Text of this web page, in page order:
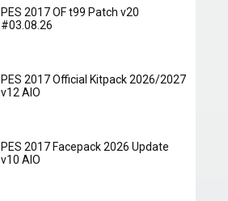
PES 2017 OF t99 Patch v20
#03.08.26
PES 2017 Official Kitpack 2026/2027
v12 AIO
PES 2017 Facepack 2026 Update
v10 AIO